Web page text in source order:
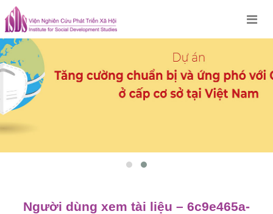
Skip
to
content
Người dùng xem tài liệu – 6c9e465a-